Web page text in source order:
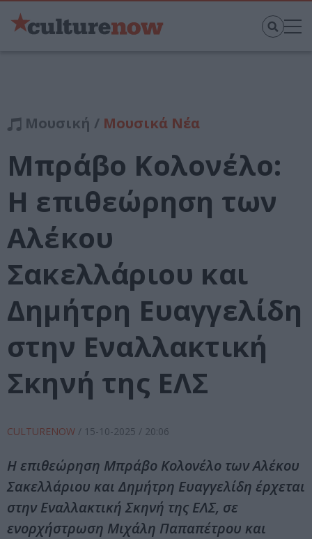
Μουσική / Μουσικά Νέα
Μπράβο Κολονέλο:
Η επιθεώρηση των
Αλέκου
Σακελλάριου και
Δημήτρη Ευαγγελίδη
στην Εναλλακτική
Σκηνή της ΕΛΣ
CULTURENOW / 15-10-2025 / 20:06
Η επιθεώρηση Μπράβο Κολονέλο των Αλέκου
Σακελλάριου και Δημήτρη Ευαγγελίδη έρχεται
στην Εναλλακτική Σκηνή της ΕΛΣ, σε
ενορχήστρωση Μιχάλη Παπαπέτρου και